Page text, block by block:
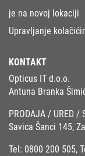
je na novoj lokaciji
Upravljanje
KONTAKT
Opticus IT d.o.o.
Antuna Branka
PRODAJA / URED /
Savica Šanci 145,
Tel: 0800 200 505,